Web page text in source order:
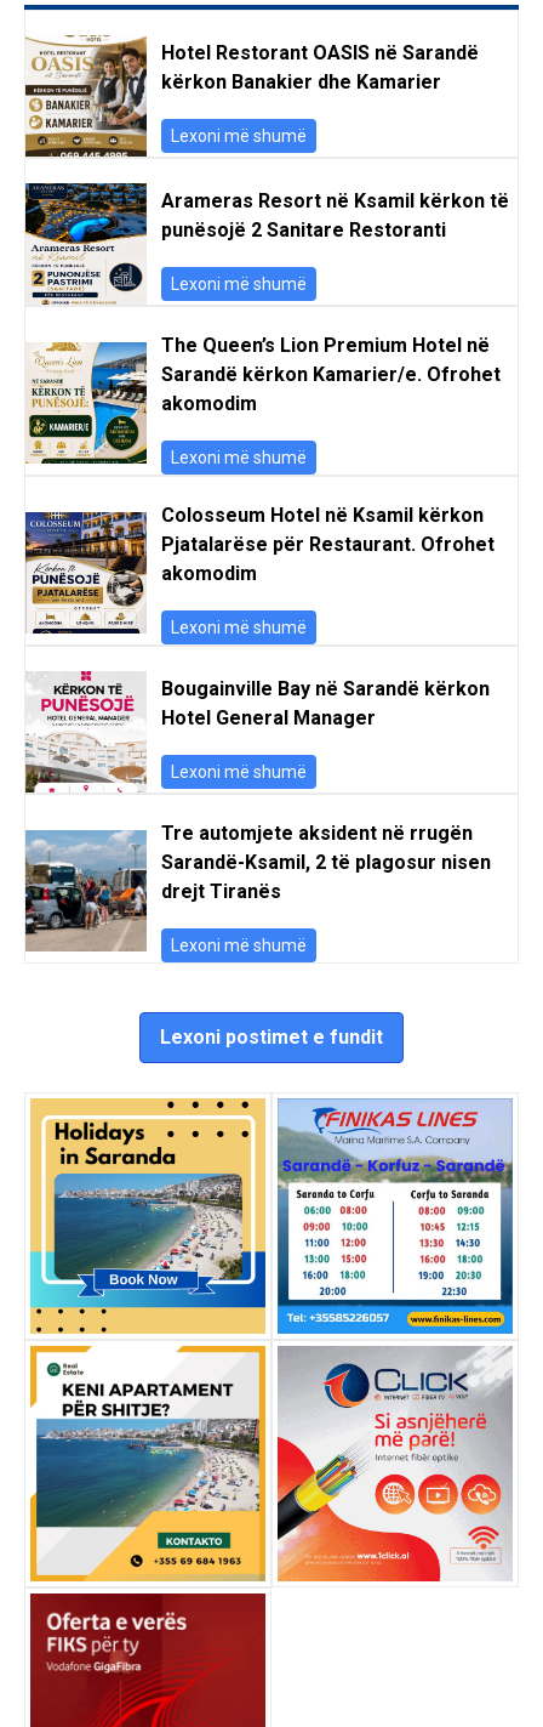
Hotel Restorant OASIS në Sarandë
kërkon Banakier dhe Kamarier
Lexoni më shumë
Arameras Resort në Ksamil kërkon të
punësojë 2 Sanitare Restoranti
Lexoni më shumë
The Queen’s Lion Premium Hotel në
Sarandë kërkon Kamarier/e. Ofrohet
akomodim
Lexoni më shumë
Colosseum Hotel në Ksamil kërkon
Pjatalarëse për Restaurant. Ofrohet
akomodim
Lexoni më shumë
Bougainville Bay në Sarandë kërkon
Hotel General Manager
Lexoni më shumë
Tre automjete aksident në rrugën
Sarandë-Ksamil, 2 të plagosur nisen
drejt Tiranës
Lexoni më shumë
Lexoni postimet e fundit